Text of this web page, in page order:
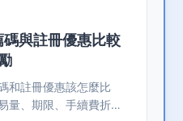
與註冊優惠比較
和註冊優惠該怎麼比
量、期限、手續費折